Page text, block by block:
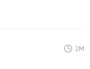
2M